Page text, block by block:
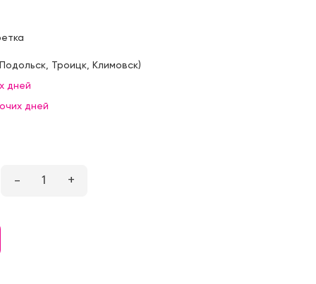
Подольск, Троицк, Климовск)
дней
дней
– 1 +